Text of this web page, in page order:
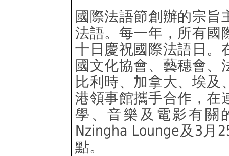
國際法語節創辦的宗旨
法語。每一年，所有國
十日慶祝國際法語日。
國文化協會、藝穗會、
比利時、加拿大、埃及
港領事館攜手合作，在
學、音樂及電影有關
Nzingha Lounge及3月
點。